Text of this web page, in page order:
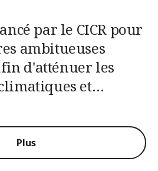
par le CICR pour
ambitueuses
d'atténuer les
et
de conflit
Plus